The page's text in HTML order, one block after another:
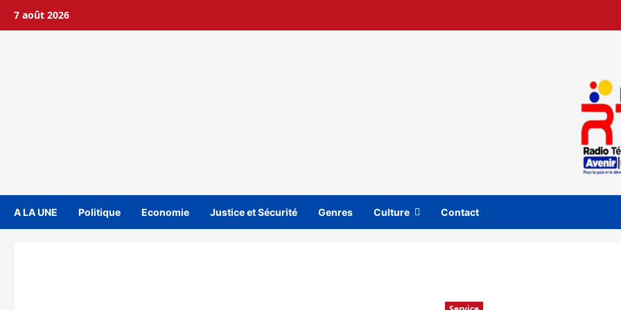
7 août 2026
A LA UNE Politique Economie Justice et Sécurité Genres Culture Contact